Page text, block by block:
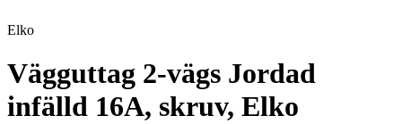
Elko
Vägguttag 2-vägs Jordad
infälld 16A, skruv, Elko